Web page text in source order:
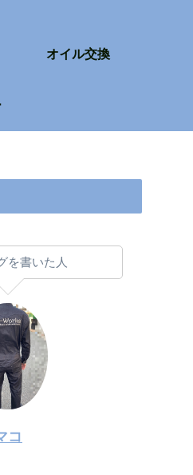
オイル交換
を書いた人
コ